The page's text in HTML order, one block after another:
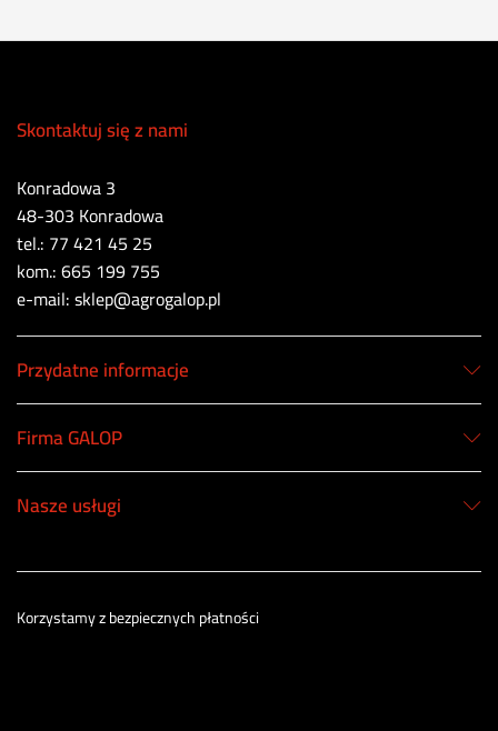
Skontaktuj się z nami
Konradowa 3
48-303 Konradowa
tel.: 77 421 45 25
kom.: 665 199 755
e-mail: sklep@agrogalop.pl
Przydatne informacje
Firma GALOP
Nasze usługi
Korzystamy z bezpiecznych płatności